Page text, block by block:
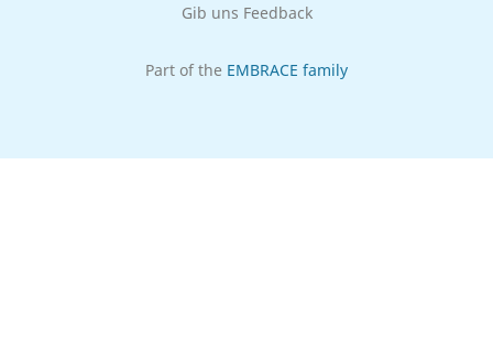
Gib uns Feedback
Part of the EMBRACE family